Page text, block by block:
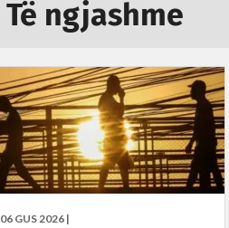
Të ngjashme
06 GUS 2026 |